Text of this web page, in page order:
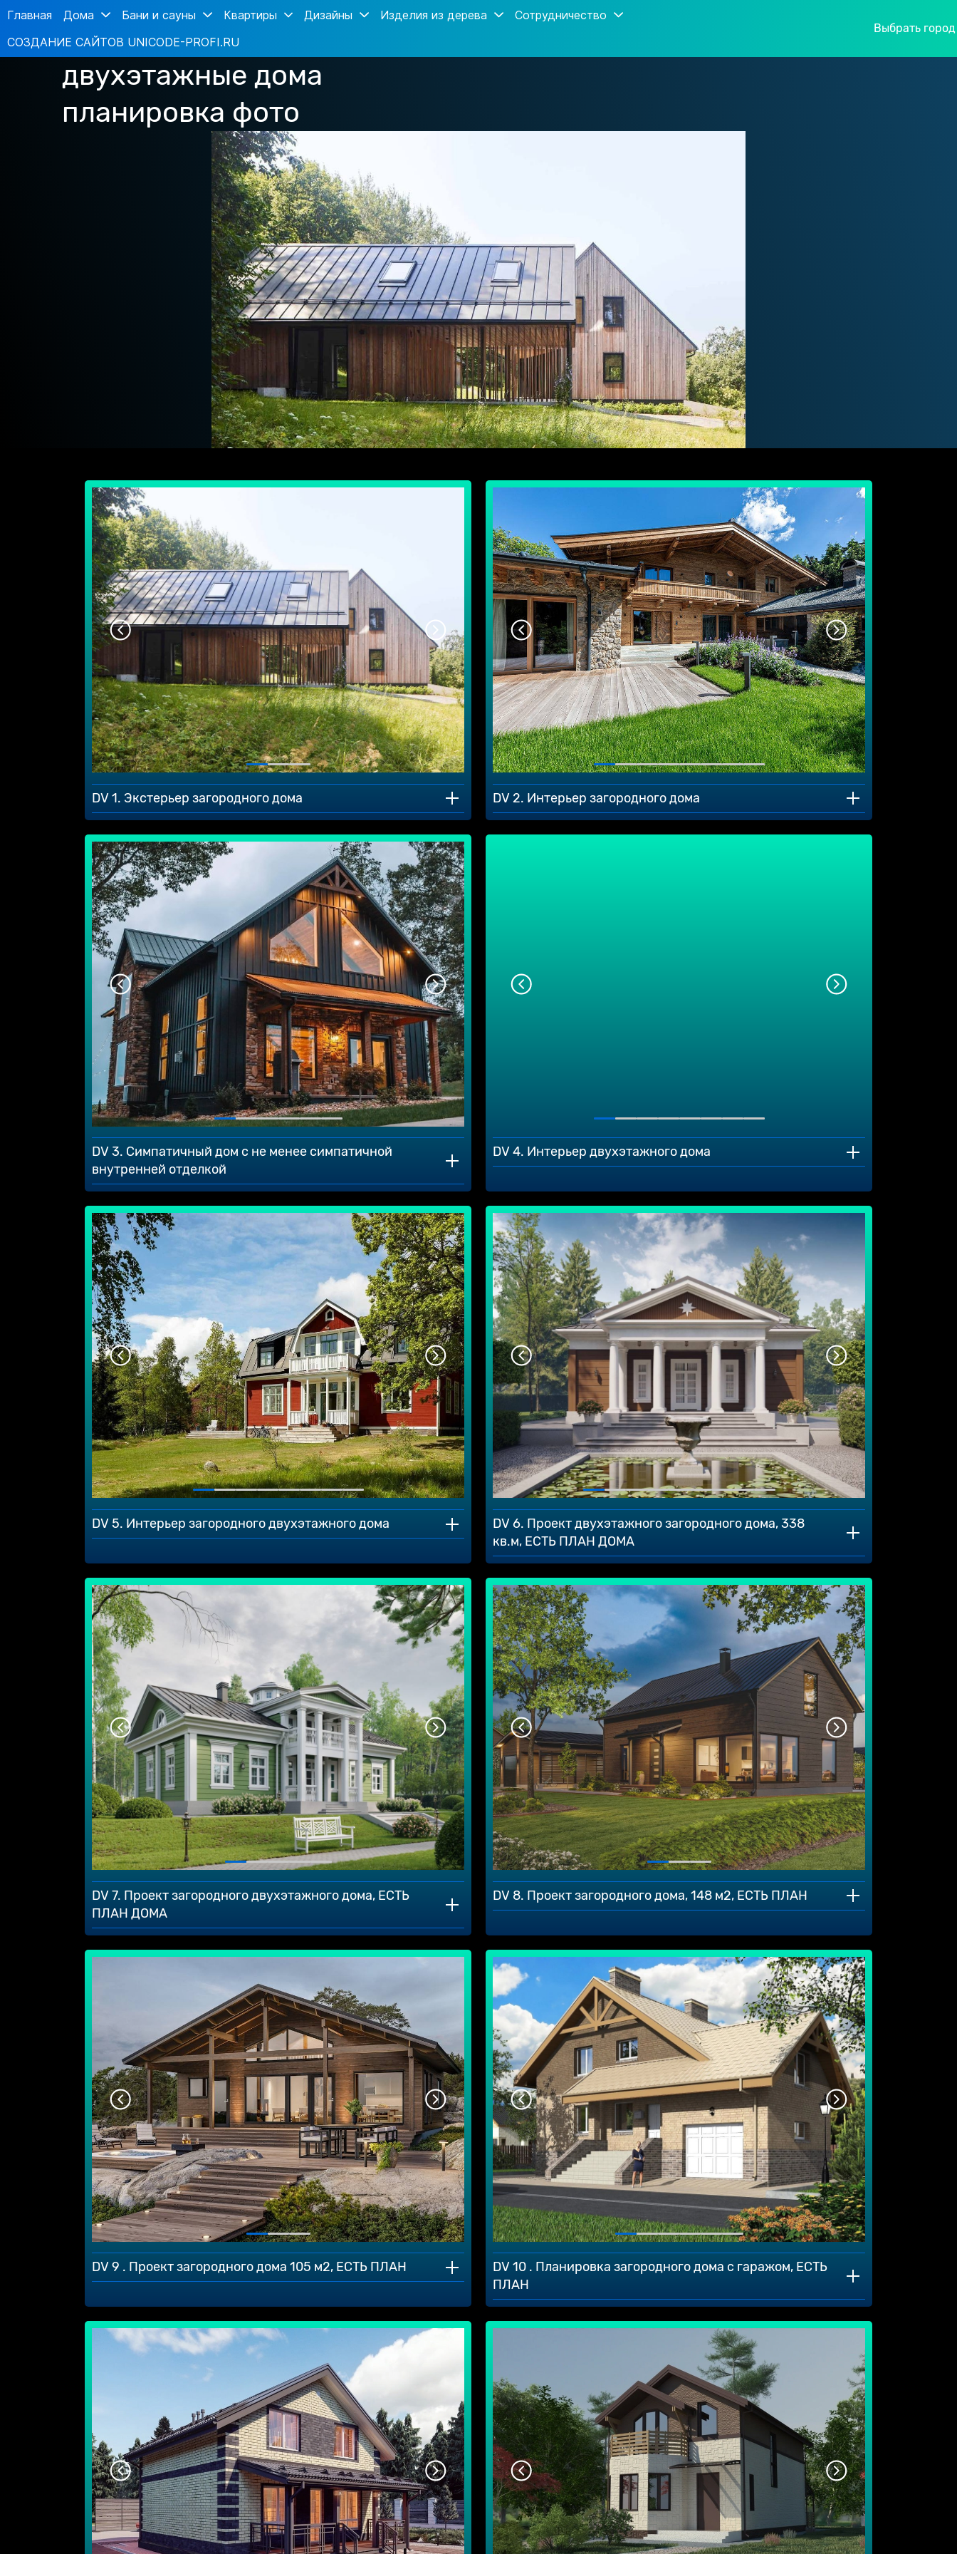
Главная Дома Бани и сауны Квартиры Дизайны Изделия из дерева
Сотрудничество
СОЗДАНИЕ САЙТОВ UNICODE-PROFI.RU
Выбрать город
двухэтажные дома
планировка фото
Разместить портфолио на proekti-n1
DV 1. Экстерьер загородного дома DV 2. Интерьер загородного дома
DV 3. Симпатичный дом с не менее симпатичной
внутренней отделкой
DV 4. Интерьер двухэтажного дома
DV 5. Интерьер загородного двухэтажного дома
DV 6. Проект двухэтажного загородного дома, 338
кв.м, ЕСТЬ ПЛАН ДОМА
DV 7. Проект загородного двухэтажного дома, ЕСТЬ
ПЛАН ДОМА
DV 8. Проект загородного дома, 148 м2, ЕСТЬ ПЛАН
DV 9 . Проект загородного дома 105 м2, ЕСТЬ ПЛАН
DV 10 . Планировка загородного дома с гаражом, ЕСТЬ
ПЛАН